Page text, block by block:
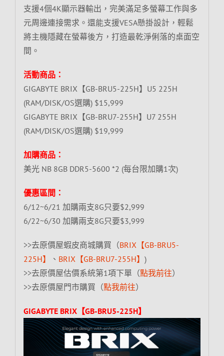
支援4個4K顯示器輸出，完美滿足多螢幕工作與多
元周邊連接需求。還能支援VESA懸掛設計，輕鬆
將主機隱藏在螢幕後方，打造最乾淨俐落的桌面空
間。
活動商品：
GIGABYTE BRIX【GB-BRU5-225H】U5 225H
(RAM/DISK/OS選購) $15,999
GIGABYTE BRIX【GB-BRU7-255H】U7 255H
(RAM/DISK/OS選購) $19,999
加購商品：
美光 NB 8GB DDR5-5600 *2 (每台限加購1次)
優惠區間：
6/12~6/21 加購兩支8G只要$2,999
6/22~6/30 加購兩支8G只要$3,999
>>去原價屋蝦皮商城購買（BRIX【GB-BRU5-
225H】
、 BRIX【GB-BRU7-255H】 )
>>去原價屋估價系統第1項下單（點我前往）
>>去原價屋門市購買（點我前往）
GIGABYTE BRIX【GB-BRU5-225H】